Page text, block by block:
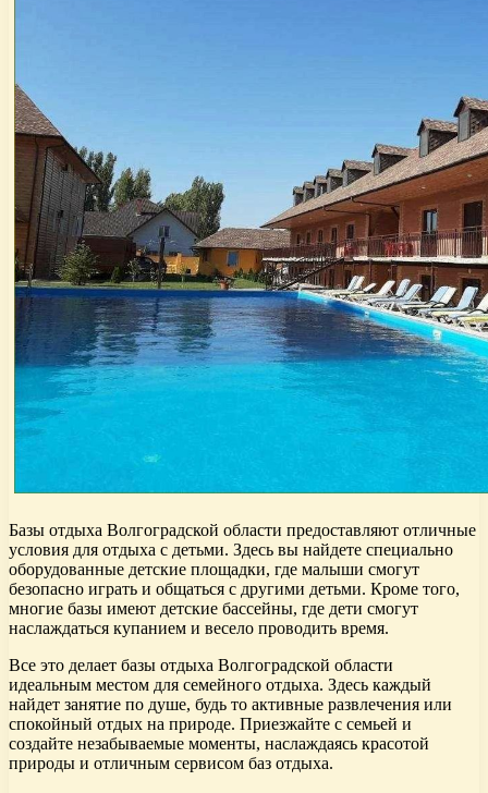
Базы отдыха Волгоградской области предоставляют отличные
условия для отдыха с детьми. Здесь вы найдете специально
оборудованные детские площадки, где малыши смогут
безопасно играть и общаться с другими детьми. Кроме того,
многие базы имеют детские бассейны, где дети смогут
наслаждаться купанием и весело проводить время.
Все это делает базы отдыха Волгоградской области
идеальным местом для семейного отдыха. Здесь каждый
найдет занятие по душе, будь то активные развлечения или
спокойный отдых на природе. Приезжайте с семьей и
создайте незабываемые моменты, наслаждаясь красотой
природы и отличным сервисом баз отдыха.